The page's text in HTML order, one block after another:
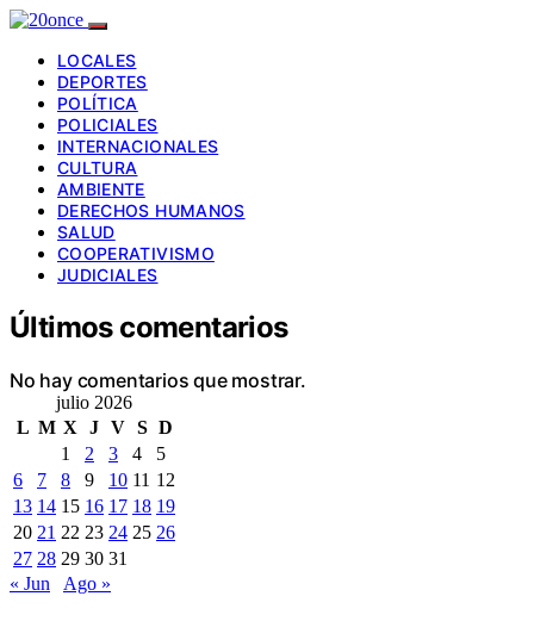
LOCALES
DEPORTES
POLÍTICA
POLICIALES
INTERNACIONALES
CULTURA
AMBIENTE
DERECHOS HUMANOS
SALUD
COOPERATIVISMO
JUDICIALES
Últimos comentarios
No hay comentarios que mostrar.
julio 2026
L M X J V S D
1
2 3 4
5
6
7 8 9 10 11 12
13 14 15 16 17 18 19
20 21 22 23 24 25 26
27 28 29 30 31
« Jun
Ago »